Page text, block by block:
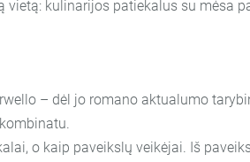
vietą: kulinarijos patiekalus su mėsa
– dėl jo romano aktualumo
o kaip paveikslų veikėjai. Iš